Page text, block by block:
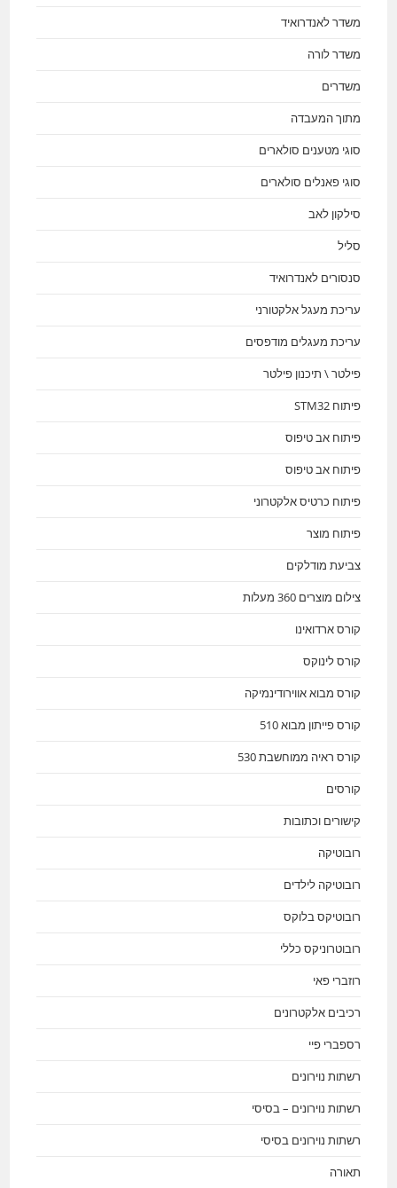
משדר לאנדרואיד
משדר לורה
משדרים
מתוך המעבדה
סוגי מטענים סולארים
סוגי פאנלים סולארים
סילקון לאב
סליל
סנסורים לאנדרואיד
עריכת מעגל אלקטורני
עריכת מעגלים מודפסים
פילטר \ תיכנון פילטר
פיתוח STM32
פיתוח אב טיפוס
פיתוח אב טיפוס
פיתוח כרטיס אלקטרוני
פיתוח מוצר
צביעת מודלקים
צילום מוצרים 360 מעלות
קורס ארדואינו
קורס לינוקס
קורס מבוא אווירודינמיקה
קורס פייתון מבוא 510
קורס ראיה ממוחשבת 530
קורסים
קישורים וכתובות
רובוטיקה
רובוטיקה לילדים
רובוטיקס בלוקס
רובוטרוניקס כללי
רוזברי פאי
רכיבים אלקטרונים
רספברי פיי
רשתות נוירונים
רשתות נוירונים – בסיסי
רשתות נוירונים בסיסי
תאורה